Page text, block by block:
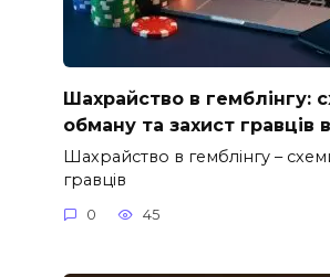
Шахрайство в гемблінгу:
обману та захист гравців
Шахрайство в гемблінгу –
гравців
0 45